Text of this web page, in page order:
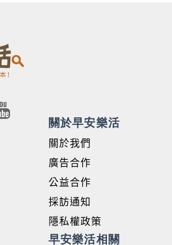
關於早安樂活
關於我們
廣告合作
公益合作
採訪通知
隱私權政策
早安樂活相關